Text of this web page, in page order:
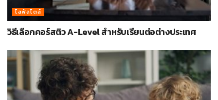
ไลฟ์สไตล์
วิธีเลือกคอร์สติว A-Level สำหรับเรียนต่อต่างประเทศ